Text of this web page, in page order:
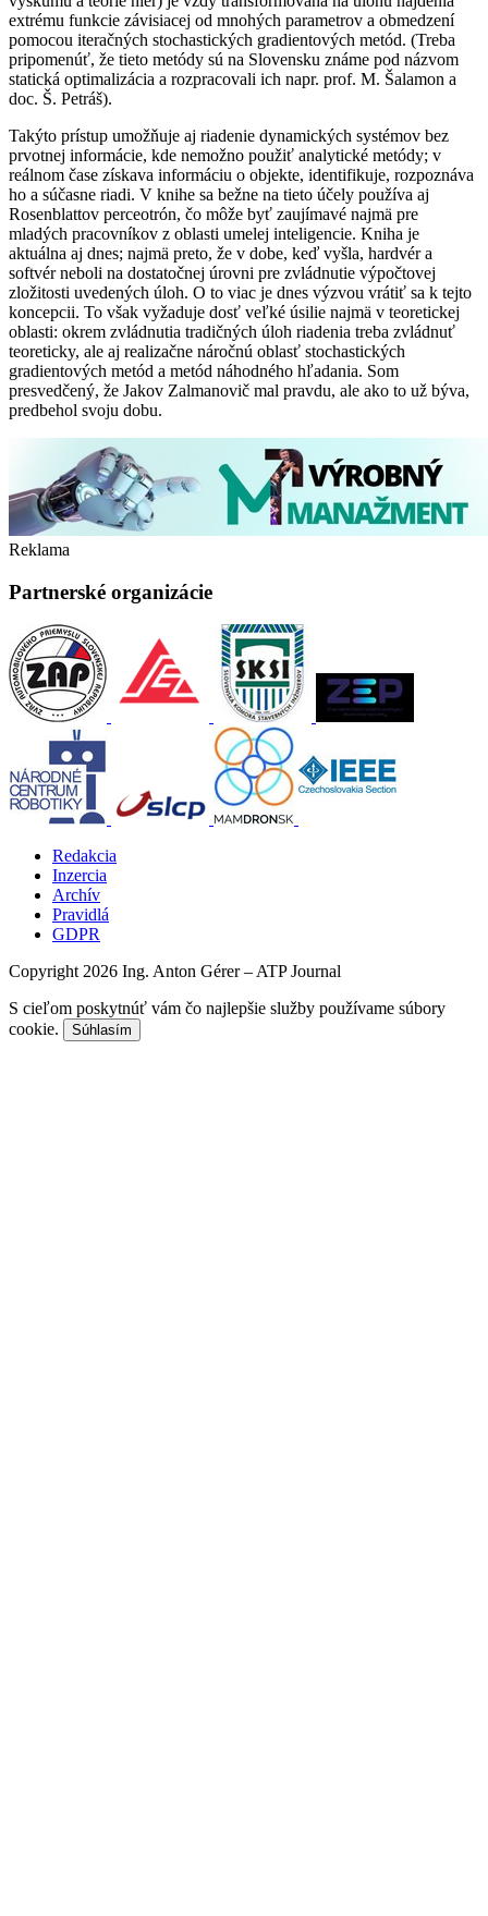
extrému funkcie závisiacej od mnohých parametrov a obmedzení
pomocou iteračných stochastických gradientových metód. (Treba
pripomenúť, že tieto metódy sú na Slovensku známe pod názvom
statická optimalizácia a rozpracovali ich napr. prof. M. Šalamon a
doc. Š. Petráš).
Takýto prístup umožňuje aj riadenie dynamických systémov bez
prvotnej informácie, kde nemožno použiť analytické metódy; v
reálnom čase získava informáciu o objekte, identifikuje, rozpoznáva
ho a súčasne riadi. V knihe sa bežne na tieto účely používa aj
Rosenblattov perceotrón, čo môže byť zaujímavé najmä pre
mladých pracovníkov z oblasti umelej inteligencie. Kniha je
aktuálna aj dnes; najmä preto, že v dobe, keď vyšla, hardvér a
softvér neboli na dostatočnej úrovni pre zvládnutie výpočtovej
zložitosti uvedených úloh. O to viac je dnes výzvou vrátiť sa k tejto
koncepcii. To však vyžaduje dosť veľké úsilie najmä v teoretickej
oblasti: okrem zvládnutia tradičných úloh riadenia treba zvládnuť
teoreticky, ale aj realizačne náročnú oblasť stochastických
gradientových metód a metód náhodného hľadania. Som
presvedčený, že Jakov Zalmanovič mal pravdu, ale ako to už býva,
predbehol svoju dobu.
Reklama
Partnerské organizácie
Redakcia
Inzercia
Archív
Pravidlá
GDPR
Copyright 2026 Ing. Anton Gérer – ATP Journal
S cieľom poskytnúť vám čo najlepšie služby používame súbory
cookie.
Súhlasím